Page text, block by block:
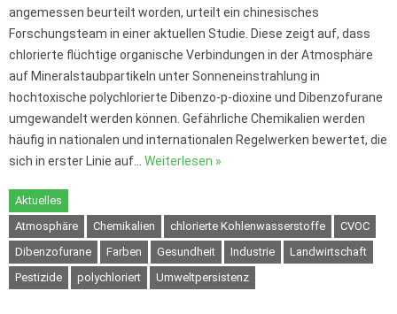
angemessen beurteilt worden, urteilt ein chinesisches
Forschungsteam in einer aktuellen Studie. Diese zeigt auf, dass
chlorierte flüchtige organische Verbindungen in der Atmosphäre
auf Mineralstaubpartikeln unter Sonneneinstrahlung in
hochtoxische polychlorierte Dibenzo-p-dioxine und Dibenzofurane
umgewandelt werden können. Gefährliche Chemikalien werden
häufig in nationalen und internationalen Regelwerken bewertet, die
sich in erster Linie auf… Weiterlesen »
Aktuelles
Atmosphäre
Chemikalien chlorierte Kohlenwasserstoffe
CVOC
Dibenzofurane
Farben Gesundheit Industrie
Landwirtschaft
Pestizide
polychloriert Umweltpersistenz